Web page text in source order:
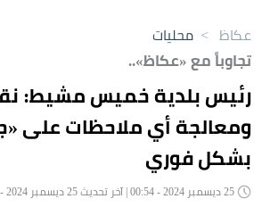
عكاظ > محليات
تجاوباً مع «عكاظ»..
رئيس بلدية خميس مشيط:
ومعالجة أي ملاحظات على
بشكل فوري